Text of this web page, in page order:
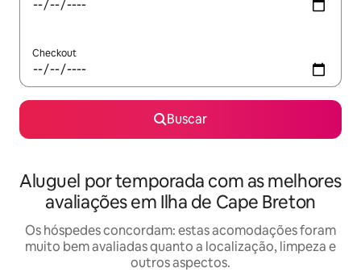
Checkout
Buscar
Aluguel por temporada com as melhores
avaliações em Ilha de Cape Breton
Os hóspedes concordam: estas acomodações foram
muito bem avaliadas quanto a localização, limpeza e
outros aspectos.